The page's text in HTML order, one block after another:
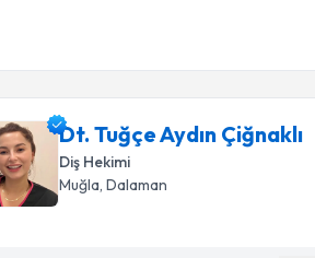
Dt. Tuğçe Aydın Çiğnaklı
Diş Hekimi
Muğla, Dalaman